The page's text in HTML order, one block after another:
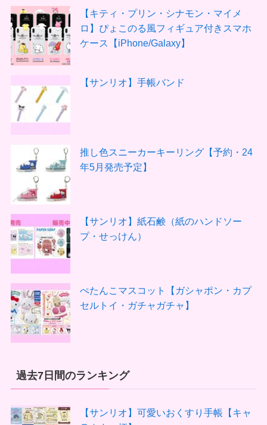
【キティ・プリン・シナモン・マイメ
ロ】ぴょこのる風フィギュア付きスマホ
ケース【iPhone/Galaxy】
【サンリオ】手帳バンド
推し色スニーカーキーリング【予約・24
年5月発売予定】
【サンリオ】紙石鹸（紙のハンドソー
プ・せっけん）
ぺたんこマスコット【ガシャポン・カプ
セルトイ・ガチャガチャ】
過去7日間のランキング
【サンリオ】可愛いおくすり手帳【キャ